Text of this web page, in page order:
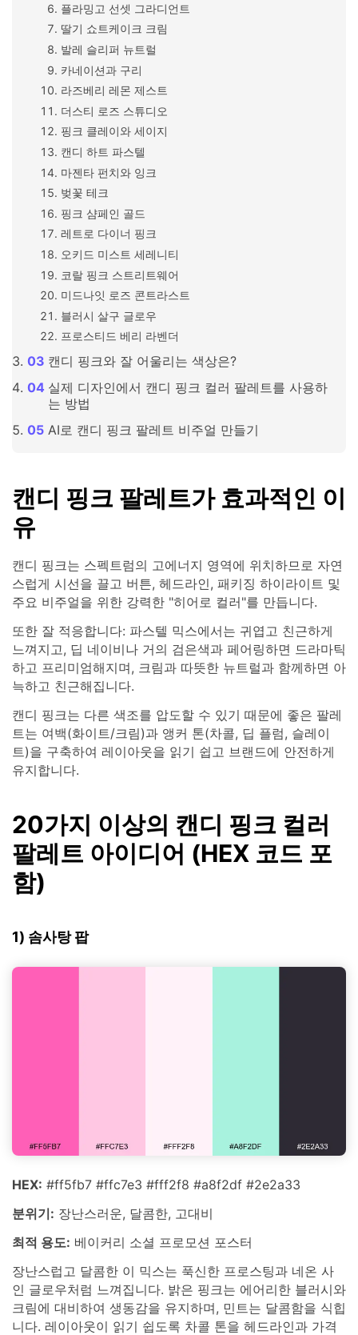
플라밍고 선셋 그라디언트
딸기 쇼트케이크 크림
발레 슬리퍼 뉴트럴
카네이션과 구리
라즈베리 레몬 제스트
더스티 로즈 스튜디오
핑크 클레이와 세이지
캔디 하트 파스텔
마젠타 펀치와 잉크
벚꽃 테크
핑크 샴페인 골드
레트로 다이너 핑크
오키드 미스트 세레니티
코랄 핑크 스트리트웨어
미드나잇 로즈 콘트라스트
블러시 살구 글로우
프로스티드 베리 라벤더
캔디 핑크와 잘 어울리는 색상은?
실제 디자인에서 캔디 핑크 컬러 팔레트를 사용하
는 방법
AI로 캔디 핑크 팔레트 비주얼 만들기
캔디 핑크 팔레트가 효과적인 이
유
캔디 핑크는 스펙트럼의 고에너지 영역에 위치하므로 자연
스럽게 시선을 끌고 버튼, 헤드라인, 패키징 하이라이트 및
주요 비주얼을 위한 강력한 "히어로 컬러"를 만듭니다.
또한 잘 적응합니다: 파스텔 믹스에서는 귀엽고 친근하게
느껴지고, 딥 네이비나 거의 검은색과 페어링하면 드라마틱
하고 프리미엄해지며, 크림과 따뜻한 뉴트럴과 함께하면 아
늑하고 친근해집니다.
캔디 핑크는 다른 색조를 압도할 수 있기 때문에 좋은 팔레
트는 여백(화이트/크림)과 앵커 톤(차콜, 딥 플럼, 슬레이
트)을 구축하여 레이아웃을 읽기 쉽고 브랜드에 안전하게
유지합니다.
20가지 이상의 캔디 핑크 컬러
팔레트 아이디어 (HEX 코드 포
함)
1) 솜사탕 팝
HEX: #ff5fb7 #ffc7e3 #fff2f8 #a8f2df #2e2a33
분위기: 장난스러운, 달콤한, 고대비
최적 용도: 베이커리 소셜 프로모션 포스터
장난스럽고 달콤한 이 믹스는 푹신한 프로스팅과 네온 사
인 글로우처럼 느껴집니다. 밝은 핑크는 에어리한 블러시와
크림에 대비하여 생동감을 유지하며, 민트는 달콤함을 식힙
니다. 레이아웃이 읽기 쉽도록 차콜 톤을 헤드라인과 가격